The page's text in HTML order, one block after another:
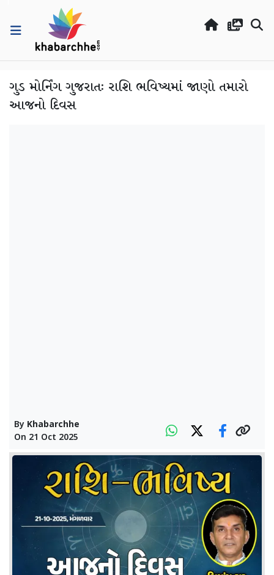
ગુડ મોર્નિંગ ગુજરાતઃ રાશિ ભવિષ્યમાં જાણો તમારો
આજનો દિવસ
By Khabarchhe
On 21 Oct 2025